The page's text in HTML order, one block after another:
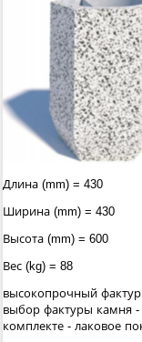
Длина (mm) = 430
Ширина (mm) = 430
Высота (mm) = 600
Вес (kg) = 88
высокопрочный
выбор фактуры камня -
комплекте - лаковое